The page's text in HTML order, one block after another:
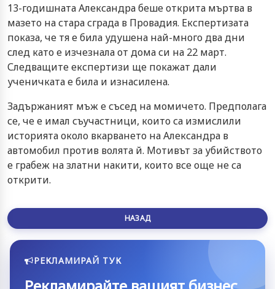
13-годишната Александра беше открита мъртва в
мазето на стара сграда в Провадия. Експертизата
показа, че тя е била удушена най-много два дни
след като е изчезнала от дома си на 22 март.
Следващите експертизи ще покажат дали
ученичката е била и изнасилена.
Задържаният мъж е съсед на момичето. Предполага
се, че е имал съучастници, които са измислили
историята около вкарването на Александра в
автомобил против волята й. Мотивът за убийството
е грабеж на златни накити, които все още не са
открити.
НАЗАД
РЕКЛАМИРАЙ ТУК